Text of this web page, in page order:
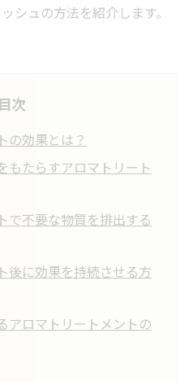
シュの方法を紹介します。
目次
の効果とは？
もたらすアロマトリート
で不要な物質を排出する
後に効果を持続させる方
アロマトリートメントの